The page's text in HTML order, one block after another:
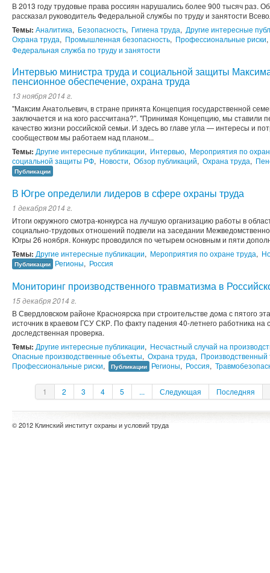
В 2013 году трудовые права россиян нарушались более 900 тысяч раз.
рассказал руководитель Федеральной службы по труду и занятости
Темы: Аналитика, Безопасность, Гигиена труда, Другие интересные
Охрана труда, Промышленная безопасность, Профессиональные риски,
Федеральная служба по труду и занятости
Интервью министра труда и социальной защиты
пенсионное обеспечение, охрана труда
13 ноября 2014 г.
"Максим Анатольевич, в стране принята Концепция государственной
заключается и на кого рассчитана?". "Принимая Концепцию, мы ставили
качество жизни российской семьи. И здесь во главе угла — интересы и
сообществом мы работаем над планом...
Темы: Другие интересные публикации, Интервью, Мероприятия по
социальной защиты РФ, Новости, Обзор публикаций, Охрана труда,
Публикации
В Югре определили лидеров в сфере охраны труда
1 декабря 2014 г.
Итоги окружного смотра-конкурса на лучшую организацию работы в
социально-трудовых отношений подвели на заседании
Югры 26 ноября. Конкурс проводился по четырем основным и пяти
Темы: Другие интересные публикации, Мероприятия по охране труда,
Публикации Регионы, Россия
Мониторинг производственного травматизма в
15 декабря 2014 г.
В Свердловском районе Красноярска при строительстве дома с пятого
источник в краевом ГСУ СКР. По факту падения 40-летнего работника на
доследственная проверка.
Темы: Другие интересные публикации, Несчастный случай на
Опасные производственные объекты, Охрана труда, Производственный
Профессиональные риски, Публикации Регионы, Россия,
1 2 3 4 5 ... Следующая Последняя
© 2012 Клинский институт охраны и условий труда